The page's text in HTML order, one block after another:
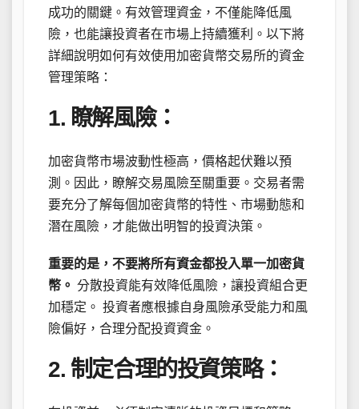
成功的關鍵。有效管理資金，不僅能降低風
險，也能讓投資者在市場上持續獲利。以下將
詳細說明如何有效使用加密貨幣交易所的資金
管理策略：
1. 瞭解風險：
加密貨幣市場波動性極高，價格起伏難以預
測。因此，瞭解交易風險至關重要。交易者需
要充分了解每個加密貨幣的特性、市場動態和
潛在風險，才能做出明智的投資決策。
重要的是，不要將所有資金都投入單一加密貨
幣。 分散投資能有效降低風險，讓投資組合更
加穩定。 投資者應根據自身風險承受能力和風
險偏好，合理分配投資資金。
2. 制定合理的投資策略：